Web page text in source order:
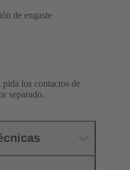
de engaste
pida los contactos de
separado.